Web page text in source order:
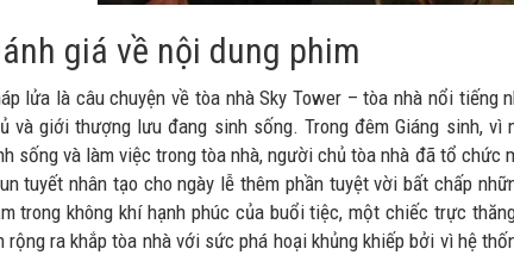
giá về nội dung phim
lửa là câu chuyện về tòa nhà Sky Tower – tòa nhà nổi
và giới thượng lưu đang sinh sống. Trong đêm Giáng sinh,
sống và làm việc trong tòa nhà, người chủ tòa nhà đã tổ
tuyết nhân tạo cho ngày lễ thêm phần tuyệt vời bất chấp
trong không khí hạnh phúc của buổi tiệc, một chiếc trực
rộng ra khắp tòa nhà với sức phá hoại khủng khiếp bởi vì hệ